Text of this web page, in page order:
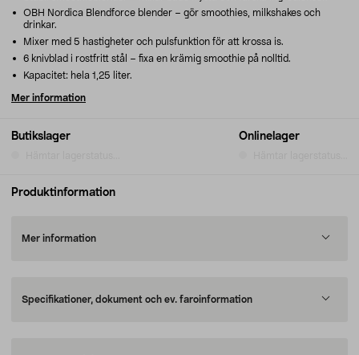
Butikslager Onlinelager
OBH Nordica Blendforce blender – gör smoothies, milkshakes och
drinkar.
Mixer med 5 hastigheter och pulsfunktion för att krossa is.
6 knivblad i rostfritt stål – fixa en krämig smoothie på nolltid.
Kapacitet: hela 1,25 liter.
Mer information
Produktinformation
Mer information
Specifikationer, dokument och ev. faroinformation